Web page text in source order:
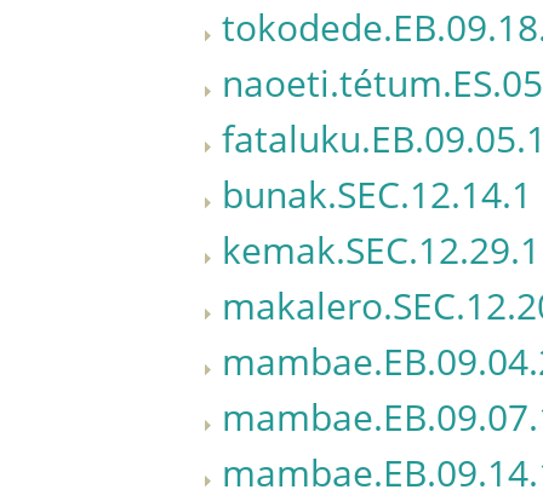
bunak.SEC.12.14.1
kemak.SEC.12.29.1